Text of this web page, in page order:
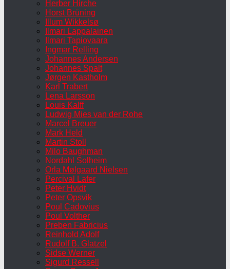
Herber Hirche
Horst Brüning
Illum Wikkelsø
Ilmari Lappalainen
Ilmari Tapiovaara
Ingmar Relling
Johannes Andersen
Johannes Spalt
Jørgen Kastholm
Karl Trabert
Lena Larsson
Louis Kalff
Ludwig Mies van der Rohe
Marcel Breuer
Mark Held
Martin Stoll
Milo Baughman
Nordahl Solheim
Orla Mølgaard Nielsen
Percival Lafer
Peter Hvidt
Peter Opsvik
Poul Cadovius
Poul Volther
Preben Fabricius
Reinhold Adolf
Rudolf B. Glatzel
Sidse Werner
Sigurd Ressell